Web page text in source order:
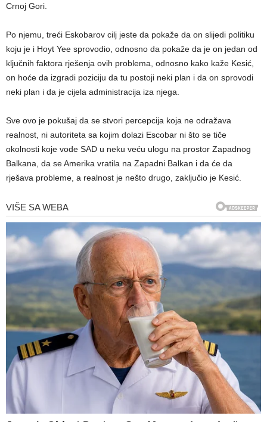
Crnoj Gori.
Po njemu, treći Eskobarov cilj jeste da pokaže da on slijedi politiku
koju je i Hoyt Yee sprovodio, odnosno da pokaže da je on jedan od
ključnih faktora rješenja ovih problema, odnosno kako kaže Kesić,
on hoće da izgradi poziciju da tu postoji neki plan i da on sprovodi
neki plan i da je cijela administracija iza njega.
Sve ovo je pokušaj da se stvori percepcija koja ne odražava
realnost, ni autoriteta sa kojim dolazi Escobar ni što se tiče
okolnosti koje vode SAD u neku veću ulogu na prostor Zapadnog
Balkana, da se Amerika vratila na Zapadni Balkan i da će da
rješava probleme, a realnost je nešto drugo, zaključio je Kesić.